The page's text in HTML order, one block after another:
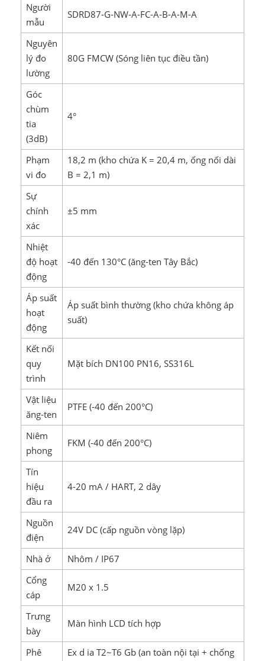
Người
mẫu
SDRD87-G-NW-A-FC-A-B-A-M-A
Nguyên
lý đo
lường
80G FMCW (Sóng liên tục điều tần)
Góc
chùm
tia
(3dB)
4°
Phạm
vi đo
18,2 m (kho chứa K = 20,4 m, ống nối dài
B = 2,1 m)
Sự
chính
xác
±5 mm
Nhiệt
độ hoạt
động
-40 đến 130°C (ăng-ten Tây Bắc)
Áp suất
hoạt
động
Áp suất bình thường (kho chứa không áp
suất)
Kết nối
quy
trình
Mặt bích DN100 PN16, SS316L
Vật liệu
ăng-ten
PTFE (-40 đến 200°C)
Niêm
phong
FKM (-40 đến 200°C)
Tín
hiệu
đầu ra
4-20 mA / HART, 2 dây
Nguồn
điện
24V DC (cấp nguồn vòng lặp)
Nhà ở
Nhôm / IP67
Cổng
cáp
M20 x 1.5
Trưng
bày
Màn hình LCD tích hợp
Phê
Ex d ia T2~T6 Gb (an toàn nội tại + chống